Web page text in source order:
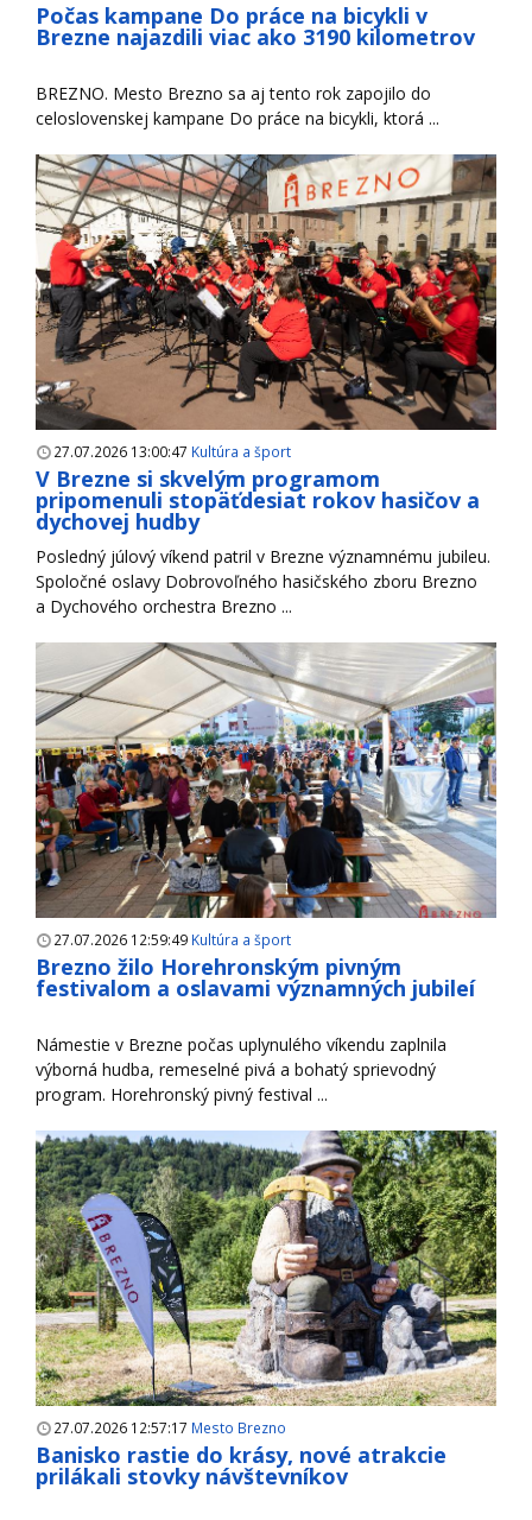
Počas kampane Do práce na bicykli v
Brezne najazdili viac ako 3190 kilometrov
BREZNO. Mesto Brezno sa aj tento rok zapojilo do
celoslovenskej kampane Do práce na bicykli, ktorá ...
27.07.2026 13:00:47 Kultúra a šport
V Brezne si skvelým programom
pripomenuli stopäťdesiat rokov hasičov a
dychovej hudby
Posledný júlový víkend patril v Brezne významnému jubileu.
Spoločné oslavy Dobrovoľného hasičského zboru Brezno
a Dychového orchestra Brezno ...
27.07.2026 12:59:49 Kultúra a šport
Brezno žilo Horehronským pivným
festivalom a oslavami významných jubileí
Námestie v Brezne počas uplynulého víkendu zaplnila
výborná hudba, remeselné pivá a bohatý sprievodný
program. Horehronský pivný festival ...
27.07.2026 12:57:17 Mesto Brezno
Banisko rastie do krásy, nové atrakcie
prilákali stovky návštevníkov